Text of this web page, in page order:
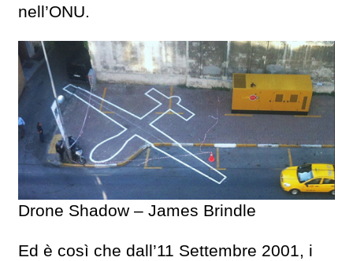
nell’ONU.
Drone Shadow – James Brindle
Ed è così che dall’11 Settembre 2001, i